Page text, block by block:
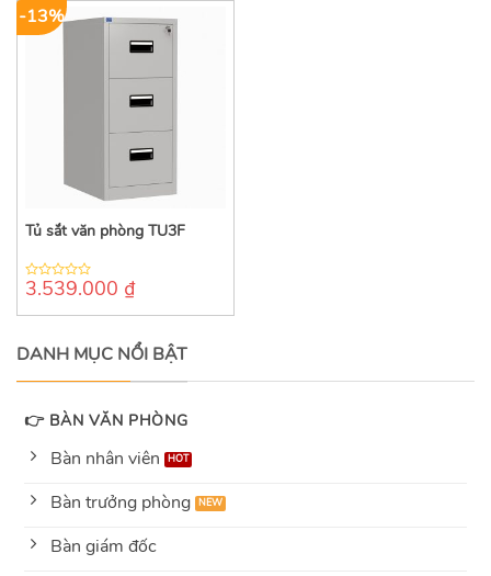
-13%
Tủ sắt văn phòng TU3F
0
of
3.539.000 ₫
DANH MỤC NỔI BẬT
👉 BÀN VĂN PHÒNG
Bàn nhân viên
Bàn trưởng phòng
Bàn giám đốc